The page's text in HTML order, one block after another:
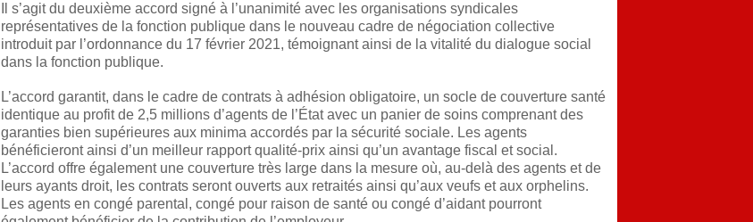
Il s’agit du deuxième accord signé à l’unanimité avec les organisations syndicales
représentatives de la fonction publique dans le nouveau cadre de négociation collective
introduit par l’ordonnance du 17 février 2021, témoignant ainsi de la vitalité du dialogue social
dans la fonction publique.
L’accord garantit, dans le cadre de contrats à adhésion obligatoire, un socle de couverture santé
identique au profit de 2,5 millions d’agents de l’État avec un panier de soins comprenant des
garanties bien supérieures aux minima accordés par la sécurité sociale. Les agents
bénéficieront ainsi d’un meilleur rapport qualité-prix ainsi qu’un avantage fiscal et social.
L’accord offre également une couverture très large dans la mesure où, au-delà des agents et de
leurs ayants droit, les contrats seront ouverts aux retraités ainsi qu’aux veufs et aux orphelins.
Les agents en congé parental, congé pour raison de santé ou congé d’aidant pourront